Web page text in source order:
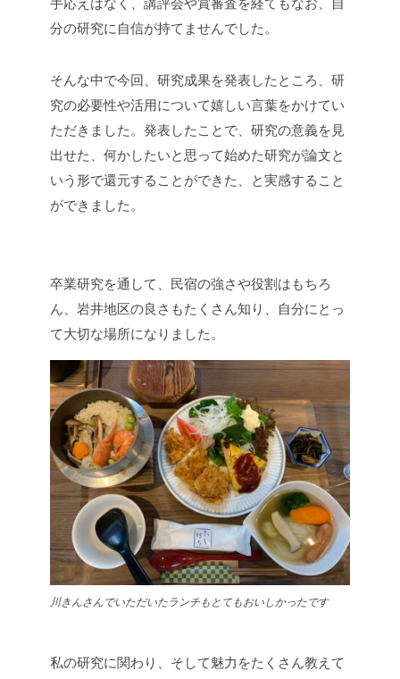
手応えはなく、講評会や賞審査を経てもなお、自
分の研究に自信が持てませんでした。
そんな中で今回、研究成果を発表したところ、研
究の必要性や活用について嬉しい言葉をかけてい
ただきました。発表したことで、研究の意義を見
出せた、何かしたいと思って始めた研究が論文と
いう形で還元することができた、と実感すること
ができました。
卒業研究を通して、民宿の強さや役割はもちろ
ん、岩井地区の良さもたくさん知り、自分にとっ
て大切な場所になりました。
川きんさんでいただいたランチもとてもおいしかったです
私の研究に関わり、そして魅力をたくさん教えて